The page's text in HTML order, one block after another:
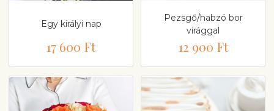
Egy királyi nap
17 600 Ft
Pezsgő/habzó bor
virággal
12 900 Ft